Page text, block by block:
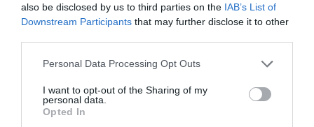
also be disclosed by us to third parties on the IAB’s List of
Downstream Participants that may further disclose it to other
Please note that this website/app uses one or more Google
not limited to your visit or usage behaviour. You may click to
grant or deny consent to Google and its third-party tags to
use your data for below specified purposes in below Google
Personal Data Processing Opt Outs
I want to opt-out of the Sharing of my
personal data.
Opted In